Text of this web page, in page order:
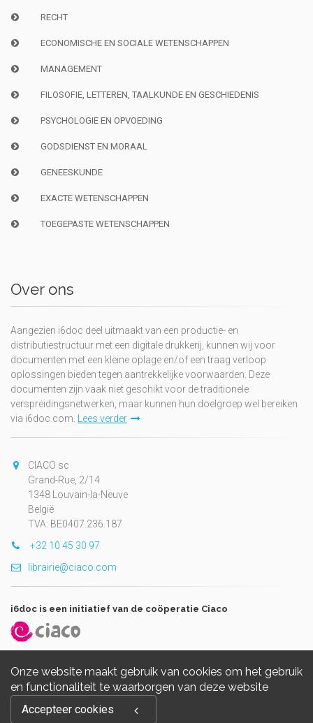
Onze website maakt gebruik van cookies om het gebruik
en functionaliteit te waarborgen van deze website
Accepteer cookies
RECHT
ECONOMISCHE EN SOCIALE WETENSCHAPPEN
MANAGEMENT
FILOSOFIE, LETTEREN, TAALKUNDE EN GESCHIEDENIS
PSYCHOLOGIE EN OPVOEDING
GODSDIENST EN MORAAL
GENEESKUNDE
EXACTE WETENSCHAPPEN
TOEGEPASTE WETENSCHAPPEN
Over ons
Aangezien i6doc deel uitmaakt van een productie- en
distributiestructuur met een digitale drukkerij, kunnen wij voor
documenten met een kleine oplage en/of een traag verloop
oplossingen bieden tegen aantrekkelijke voorwaarden. Deze
documenten zijn vaak niet geschikt voor de traditionele
verspreidingsnetwerken, maar kunnen hun doelgroep wel bereiken
via i6doc.com. Lees verder
CIACO sc
Grand-Rue, 2/14
1348 Louvain-la-Neuve
België
TVA: BE0407.236.187
+32 10 45 30 97
librairie@ciaco.com
i6doc is een initiatief van de coöperatie Ciaco
Reserved